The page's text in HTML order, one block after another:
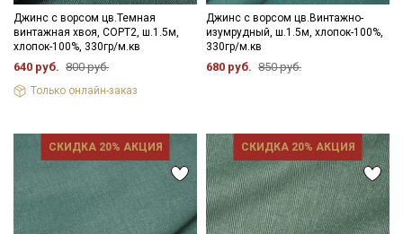
Джинс с ворсом цв.Темная
винтажная хвоя, СОРТ2, ш.1.5м,
хлопок-100%, 330гр/м.кв
640 руб. 800 руб.
Только онлайн-заказ
Джинс с ворсом цв.Винтажно-
изумрудный, ш.1.5м, хлопок-100%,
330гр/м.кв
680 руб. 850 руб.
СКИДКА 20% АКЦИЯ СКИДКА 20% АКЦИЯ